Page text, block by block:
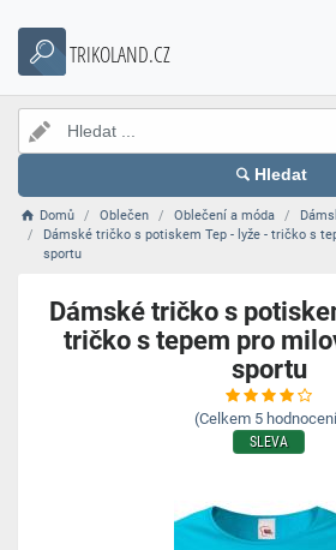
TRIKOLAND.CZ
Hledat
Domů Oblečen Oblečení a móda
Dámské tričko s potiskem Tep - lyže - tričko s
sportu
Dámské tričko s
tričko s tepem pro
sportu
(Celkem 5
SLEVA